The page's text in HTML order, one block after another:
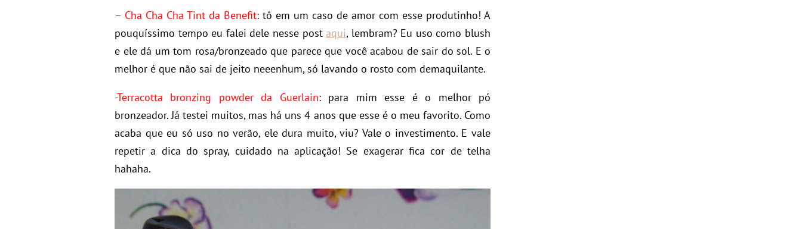
– Cha Cha Cha Tint da Benefit: tô em um caso de amor com esse produtinho! A
pouquíssimo tempo eu falei dele nesse postaqui, lembram? Eu uso como blush
e ele dá um tom rosa/bronzeado que parece que você acabou de sair do sol. E o
melhor é que não sai de jeito neeenhum, só lavando o rosto com demaquilante.
-Terracotta bronzing powder da Guerlain: para mim esse é o melhor pó
bronzeador. Já testei muitos, mas há uns 4 anos que esse é o meu favorito. Como
acaba que eu só uso no verão, ele dura muito, viu? Vale o investimento. E vale
repetir a dica do spray, cuidado na aplicação! Se exagerar fica cor de telha
hahaha.